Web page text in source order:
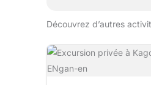
Découvrez d’autres